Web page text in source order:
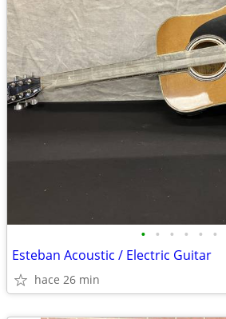
• • • • • •
Esteban Acoustic / Electric Guitar
hace 26 min